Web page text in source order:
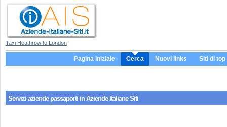
Taxi Heathrow to London
Pagina iniziale Cerca Nuovi links Siti di top
Servizi aziende passaporti in Aziende Italiane Siti